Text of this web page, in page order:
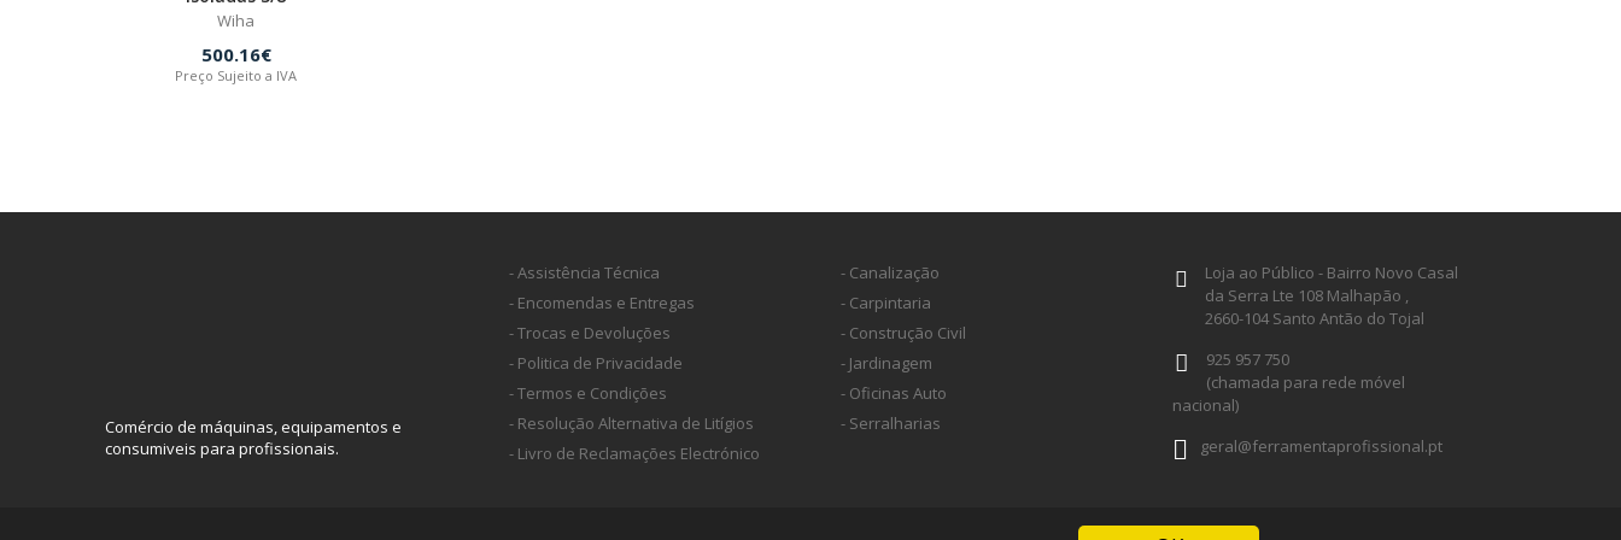
Wiha
500.16€
Preço Sujeito a IVA
Comércio de máquinas, equipamentos e
consumiveis para profissionais.
- Assistência Técnica
- Encomendas e Entregas
- Trocas e Devoluções
- Politica de Privacidade
- Termos e Condições
- Resolução Alternativa de Litígios
- Livro de Reclamações Electrónico
- Canalização
- Carpintaria
- Construção Civil
- Jardinagem
- Oficinas Auto
- Serralharias
Loja ao Público - Bairro Novo Casal
da Serra Lte 108 Malhapão ,
2660-104 Santo Antão do Tojal
925 957 750
(chamada para rede móvel
nacional)
geral@ferramentaprofissional.pt